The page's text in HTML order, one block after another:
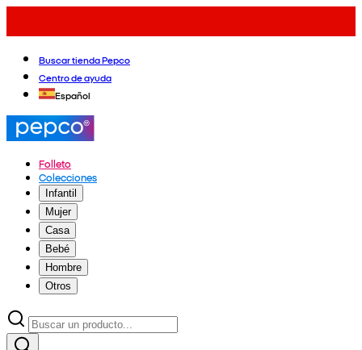
Buscar tienda Pepco
Centro de ayuda
Español
Folleto
Colecciones
Infantil
Mujer
Casa
Bebé
Hombre
Otros